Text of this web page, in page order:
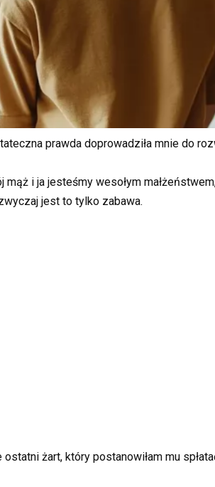
prawda doprowadziła mnie do
mąż i ja jesteśmy wesołym
jest to tylko zabawa.
ostatni żart, który postanowiłam mu